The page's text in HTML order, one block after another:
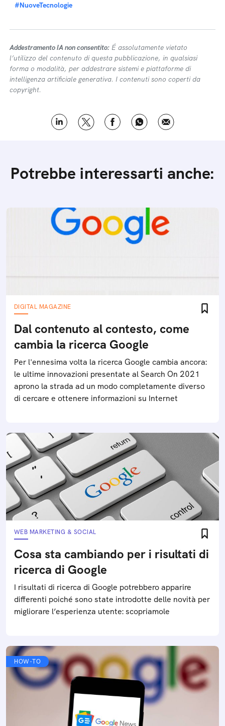
#NuoveTecnologie
Addestramento IA non consentito: É assolutamente vietato
l’utilizzo del contenuto di questa pubblicazione, in qualsiasi
forma o modalità, per addestrare sistemi e piattaforme di
intelligenza artificiale generativa. I contenuti sono coperti da
copyright.
Potrebbe interessarti anche:
DIGITAL MAGAZINE
Dal contenuto al contesto, come
cambia la ricerca Google
Per l'ennesima volta la ricerca Google cambia ancora:
le ultime innovazioni presentate al Search On 2021
aprono la strada ad un modo completamente diverso
di cercare e ottenere informazioni su Internet
WEB MARKETING & SOCIAL
Cosa sta cambiando per i risultati di
ricerca di Google
I risultati di ricerca di Google potrebbero apparire
differenti poiché sono state introdotte delle novità per
migliorare l’esperienza utente: scopriamole
HOW-TO